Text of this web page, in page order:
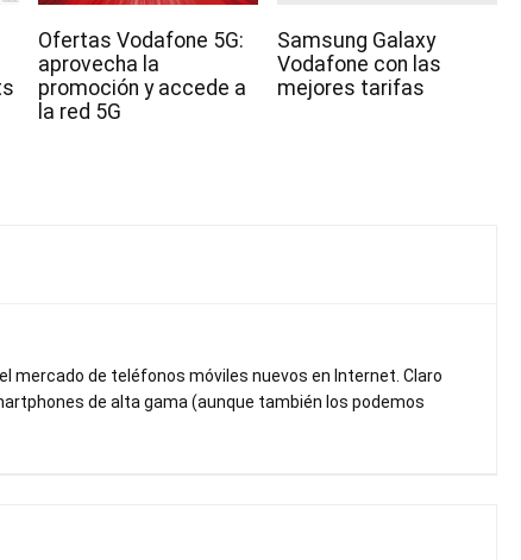
Ofertas Vodafone 5G:
aprovecha la
promoción y accede a
la red 5G
Samsung Galaxy
Vodafone con las
mejores tarifas
mercado de teléfonos móviles nuevos en Internet. Claro
de alta gama (aunque también los podemos